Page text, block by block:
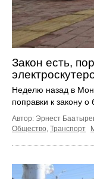
Закон есть,
Неделю назад в
поправки к закону о
Автор: Эрнест
Общество, Транспорт